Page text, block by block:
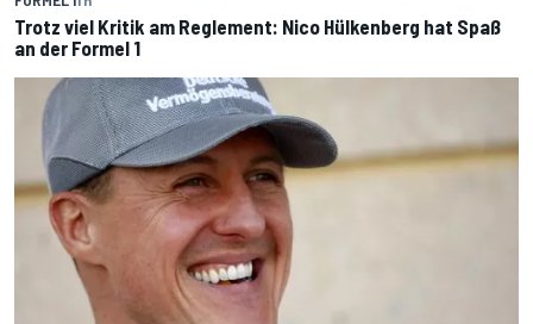
Trotz viel Kritik am Reglement: Nico Hülkenberg hat Spaß
an der Formel 1